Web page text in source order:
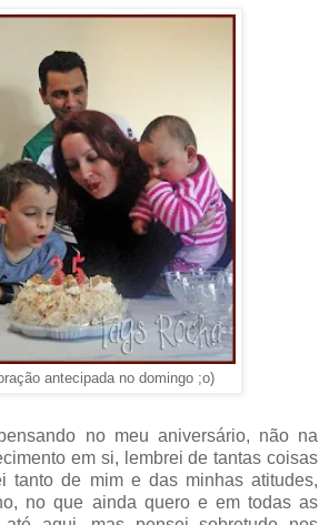
antecipada no domingo ;o)
no meu aniversário, não na
em si, lembrei de tantas coisas
tanto de mim e das minhas atitudes,
no que ainda quero e em todas as